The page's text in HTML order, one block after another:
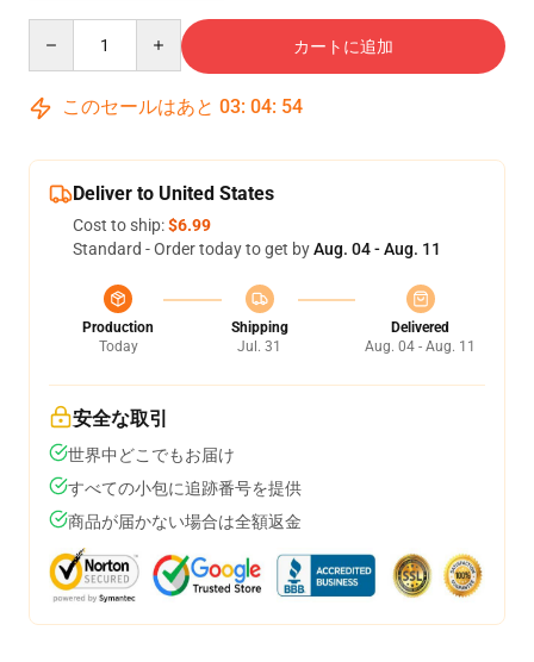
カートに追加
このセールはあと 03: 04: 54
Deliver to United States
Cost to ship:$6.99
Standard - Order today to get byAug. 04 - Aug. 11
Production
Today
Shipping
Jul. 31
Delivered
Aug. 04 - Aug. 11
安全な取引
世界中どこでもお届け
すべての小包に追跡番号を提供
商品が届かない場合は全額返金